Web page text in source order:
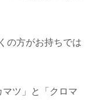
の方がお持ちでは
ツ」と「クロマ